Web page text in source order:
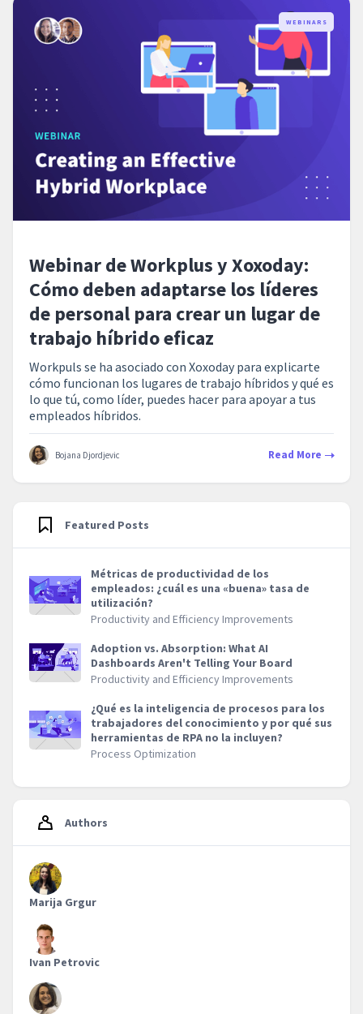
WEBINARS
Webinar de Workplus y Xoxoday:
Cómo deben adaptarse los líderes
de personal para crear un lugar de
trabajo híbrido eficaz
Workpuls se ha asociado con Xoxoday para explicarte
cómo funcionan los lugares de trabajo híbridos y qué es
lo que tú, como líder, puedes hacer para apoyar a tus
empleados híbridos.
Bojana Djordjevic Read More
Featured Posts
Métricas de productividad de los
empleados: ¿cuál es una «buena» tasa de
utilización?
Productivity and Efficiency Improvements
Adoption vs. Absorption: What AI
Dashboards Aren't Telling Your Board
Productivity and Efficiency Improvements
¿Qué es la inteligencia de procesos para los
trabajadores del conocimiento y por qué sus
herramientas de RPA no la incluyen?
Process Optimization
Authors
Marija Grgur
Ivan Petrovic